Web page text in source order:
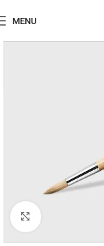
MENU
Click to enlarge